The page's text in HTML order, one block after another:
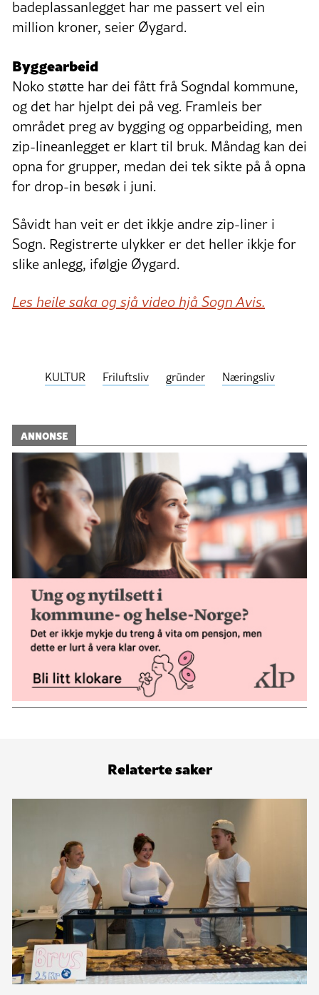
badeplassanlegget har me passert vel ein
million kroner, seier Øygard.
Byggearbeid
Noko støtte har dei fått frå Sogndal kommune,
og det har hjelpt dei på veg. Framleis ber
området preg av bygging og opparbeiding, men
zip-lineanlegget er klart til bruk. Måndag kan dei
opna for grupper, medan dei tek sikte på å opna
for drop-in besøk i juni.
Såvidt han veit er det ikkje andre zip-liner i
Sogn. Registrerte ulykker er det heller ikkje for
slike anlegg, ifølgje Øygard.
Les heile saka og sjå video hjå Sogn Avis.
KULTUR Friluftsliv gründer Næringsliv
ANNONSE
Relaterte saker